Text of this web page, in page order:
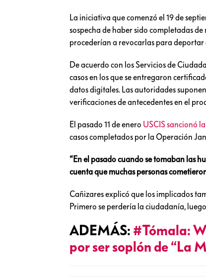
La iniciativa que comenzó el 19 de
sospecha de haber sido completadas
procederían a revocarlas para deportar
De acuerdo con los Servicios de
casos en los que se entregaron
datos digitales. Las autoridades
verificaciones de antecedentes en el
El pasado 11 de enero USCIS sancionó
casos completados por la Operación
“En el pasado cuando se tomaban las
cuenta que muchas personas
Cañizares explicó que los implicados
Primero se perdería la ciudadanía,
ADEMÁS: #Tómala:
por ser soplón de “La